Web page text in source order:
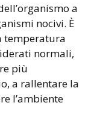
a
nocivi. È
temperatura
normali,
più
a rallentare la
l’ambiente